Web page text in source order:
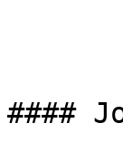
####